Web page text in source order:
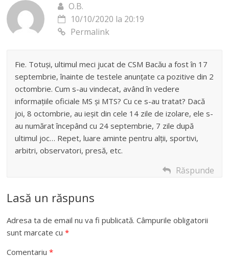
O.B.
10/10/2020 la 20:19
Permalink
Fie. Totuși, ultimul meci jucat de CSM Bacău a fost în 17
septembrie, înainte de testele anunțate ca pozitive din 2
octombrie. Cum s-au vindecat, având în vedere
informațiile oficiale MS și MTS? Cu ce s-au tratat? Dacă
joi, 8 octombrie, au ieșit din cele 14 zile de izolare, ele s-
au numărat începând cu 24 septembrie, 7 zile după
ultimul joc… Repet, luare aminte pentru alții, sportivi,
arbitri, observatori, presă, etc.
Răspunde
Lasă un răspuns
Adresa ta de email nu va fi publicată. Câmpurile obligatorii
sunt marcate cu*
Comentariu*